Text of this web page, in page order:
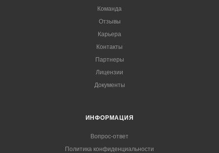
Команда
Отзывы
Карьера
Контакты
Партнеры
Лицензии
Документы
ИНФОРМАЦИЯ
Вопрос-ответ
Политика конфиденциальности